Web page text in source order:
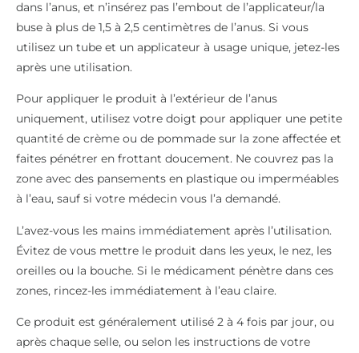
dans l’anus, et n’insérez pas l’embout de l’applicateur/la
buse à plus de 1,5 à 2,5 centimètres de l’anus. Si vous
utilisez un tube et un applicateur à usage unique, jetez-les
après une utilisation.
Pour appliquer le produit à l’extérieur de l’anus
uniquement, utilisez votre doigt pour appliquer une petite
quantité de crème ou de pommade sur la zone affectée et
faites pénétrer en frottant doucement. Ne couvrez pas la
zone avec des pansements en plastique ou imperméables
à l’eau, sauf si votre médecin vous l’a demandé.
L’avez-vous les mains immédiatement après l’utilisation.
Évitez de vous mettre le produit dans les yeux, le nez, les
oreilles ou la bouche. Si le médicament pénètre dans ces
zones, rincez-les immédiatement à l’eau claire.
Ce produit est généralement utilisé 2 à 4 fois par jour, ou
après chaque selle, ou selon les instructions de votre